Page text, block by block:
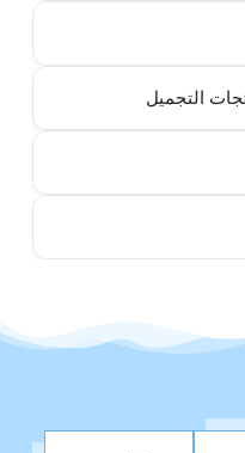
التجميل